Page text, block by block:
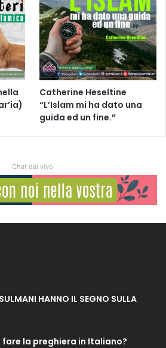
Catherine Heseltine
“L’Islam mi ha dato una
guida ed un fine.”
Chat dal vivo
HANNO IL SEGNO SULLA
fare la preghiera in Italiano?